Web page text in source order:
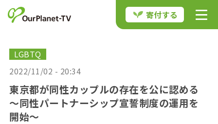
寄付する
LGBTQ
2022/11/02 - 20:34
東京都が同性カップルの存在を公に認める
～同性パートナーシップ宣誓制度の運用を
開始～